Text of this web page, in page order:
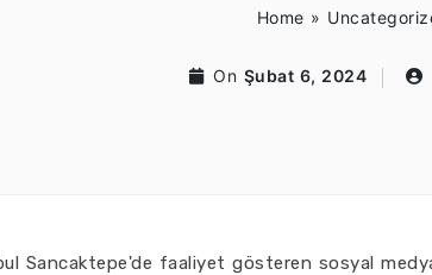
Home »
On Şubat 6, 2024
Sancaktepe'de faaliyet gösteren sosyal